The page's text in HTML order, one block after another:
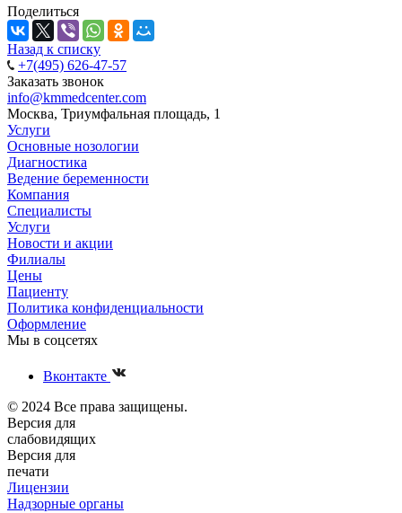
Поделиться
Назад к списку
+7(495) 626-47-57
Заказать звонок
info@kmmedcenter.com
Москва, Триумфальная площадь, 1
Услуги
Основные нозологии
Диагностика
Ведение беременности
Компания
Специалисты
Услуги
Новости и акции
Филиалы
Цены
Пациенту
Политика конфиденциальности
Оформление
Мы в соцсетях
Вконтакте
© 2024 Все права защищены.
Версия для
слабовидящих
Версия для
печати
Лицензии
Надзорные органы